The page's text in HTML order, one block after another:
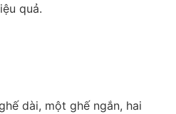
quả.
dài, một ghế ngắn, hai